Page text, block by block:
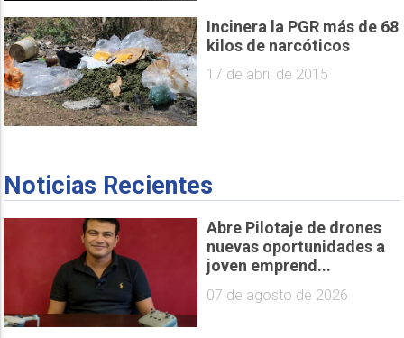
Incinera la PGR más de 68
kilos de narcóticos
17 de abril de 2015
Noticias Recientes
Abre Pilotaje de drones
nuevas oportunidades a
joven emprend...
07 de agosto de 2026